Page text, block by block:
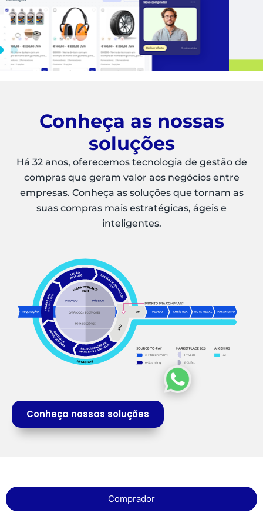
Conheça as nossas
soluções
Há 32 anos, oferecemos tecnologia de gestão de
compras que geram valor aos negócios entre
empresas. Conheça as soluções que tornam as
suas compras mais estratégicas, ágeis e
inteligentes.
Conheça nossas soluções
Comprador